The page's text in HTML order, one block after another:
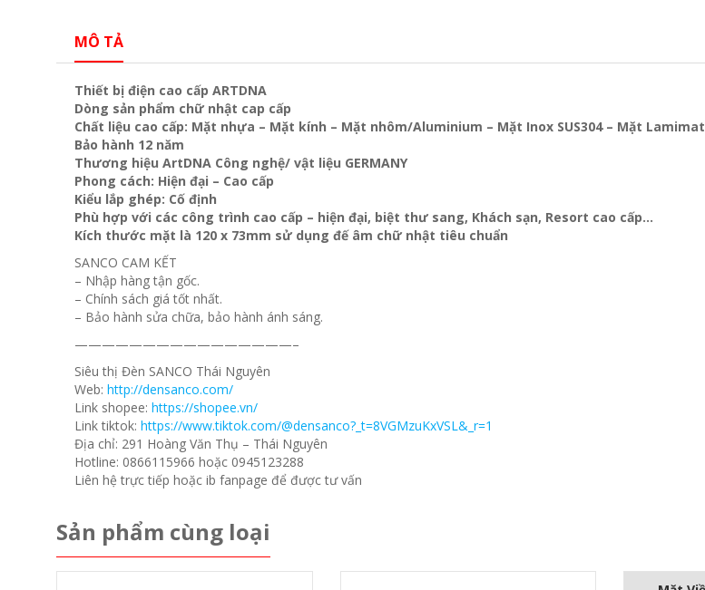
MÔ TẢ
Thiết bị điện cao cấp ARTDNA
Dòng sản phẩm chữ nhật cap cấp
Chất liệu cao cấp: Mặt nhựa – Mặt kính – Mặt nhôm/Aluminium – Mặt Inox SUS304 – Mặt
Bảo hành 12 năm
Thương hiệu ArtDNA Công nghệ/ vật liệu GERMANY
Phong cách: Hiện đại – Cao cấp
Kiểu lắp ghép: Cố định
Phù hợp với các công trình cao cấp – hiện đại, biệt thư sang, Khách sạn, Resort cao cấp…
Kích thước mặt là 120 x 73mm sử dụng đế âm chữ nhật tiêu chuẩn
SANCO CAM KẾT
– Nhập hàng tận gốc.
– Chính sách giá tốt nhất.
– Bảo hành sửa chữa, bảo hành ánh sáng.
————————————————–
Siêu thị Đèn SANCO Thái Nguyên
Web: http://densanco.com/
Link shopee: https://shopee.vn/
Link tiktok: https://www.tiktok.com/@densanco?_t=8VGMzuKxVSL&_r=1
Địa chỉ: 291 Hoàng Văn Thụ – Thái Nguyên
Hotline: 0866115966 hoặc 0945123288
Liên hệ trực tiếp hoặc ib fanpage để được tư vấn
Sản phẩm cùng loại